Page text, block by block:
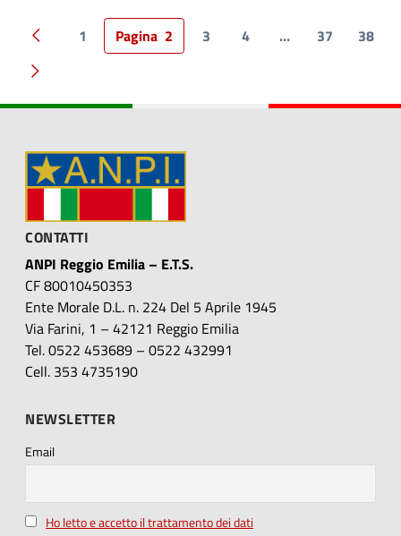
Pagina precedente
1 Pagina 2 3 4 … 37 38
Pagina successiva
CONTATTI
ANPI Reggio Emilia – E.T.S.
CF 80010450353
Ente Morale D.L. n. 224 Del 5 Aprile 1945
Via Farini, 1 – 42121 Reggio Emilia
Tel. 0522 453689 – 0522 432991
Cell. 353 4735190
NEWSLETTER
Email
Ho letto e accetto il trattamento dei dati